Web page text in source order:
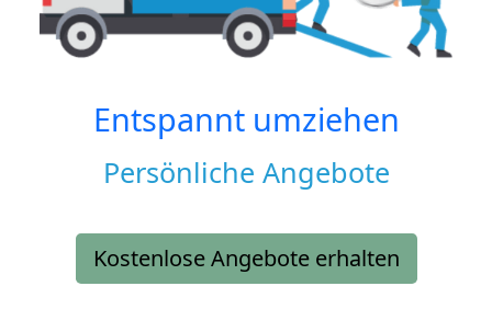
Entspannt umziehen
Persönliche Angebote
Kostenlose Angebote erhalten